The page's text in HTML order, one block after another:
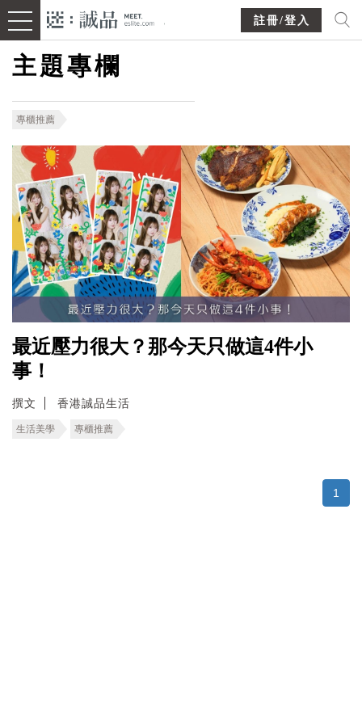
註冊/登入
主題專欄
專櫃推薦
最近壓力很大？那今天只做這4件小
事！
撰文 香港誠品生活
生活美學 專櫃推薦
1